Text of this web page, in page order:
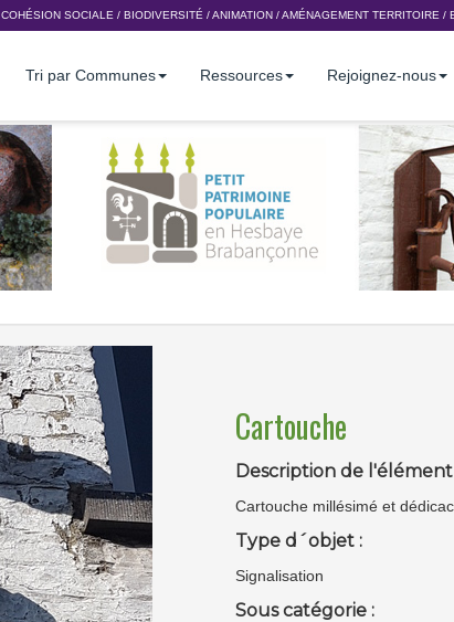
COHÉSION SOCIALE / BIODIVERSITÉ /ANIMATION /AMÉNAGEMENT TERRITOIRE /
Tri par Communes Ressources Rejoignez-nous
Cartouche
Description de l'élément
Cartouche millésimé et
Type d´objet :
Signalisation
Sous catégorie :